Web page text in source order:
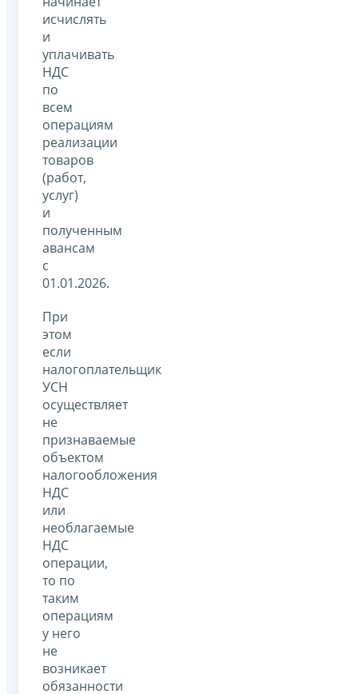
исчислять
и
уплачивать
НДС
по
всем
операциям
реализации
товаров
(работ,
услуг)
и
полученным
авансам
с
01.01.2026.
При
этом
если
налогоплательщик
УСН
осуществляет
не
признаваемые
объектом
налогообложения
НДС
или
необлагаемые
НДС
операции,
то по
таким
операциям
у него
не
возникает
обязанности